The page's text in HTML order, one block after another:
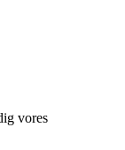
vores